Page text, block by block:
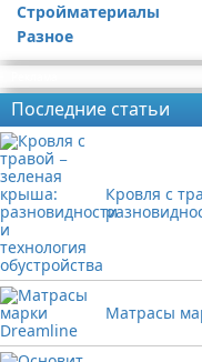
Стройматериалы
Разное
Последние статьи
Кровля с
Матрасы